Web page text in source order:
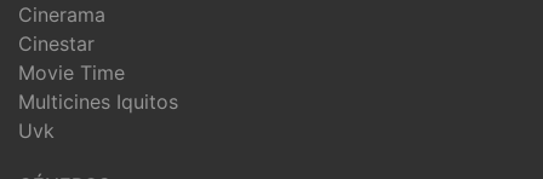
Cinerama
Cinestar
Movie Time
Multicines Iquitos
Uvk